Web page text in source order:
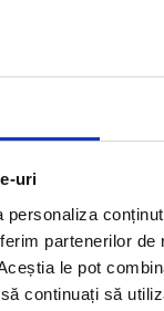
uri
personaliza
partenerilor
le pot
continuați să